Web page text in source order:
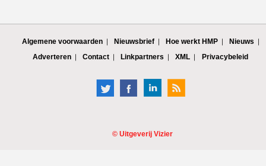
Algemene voorwaarden Nieuwsbrief Hoe werkt HMP
Nieuws
Adverteren
Contact Linkpartners XML Privacybeleid
© Uitgeverij Vizier